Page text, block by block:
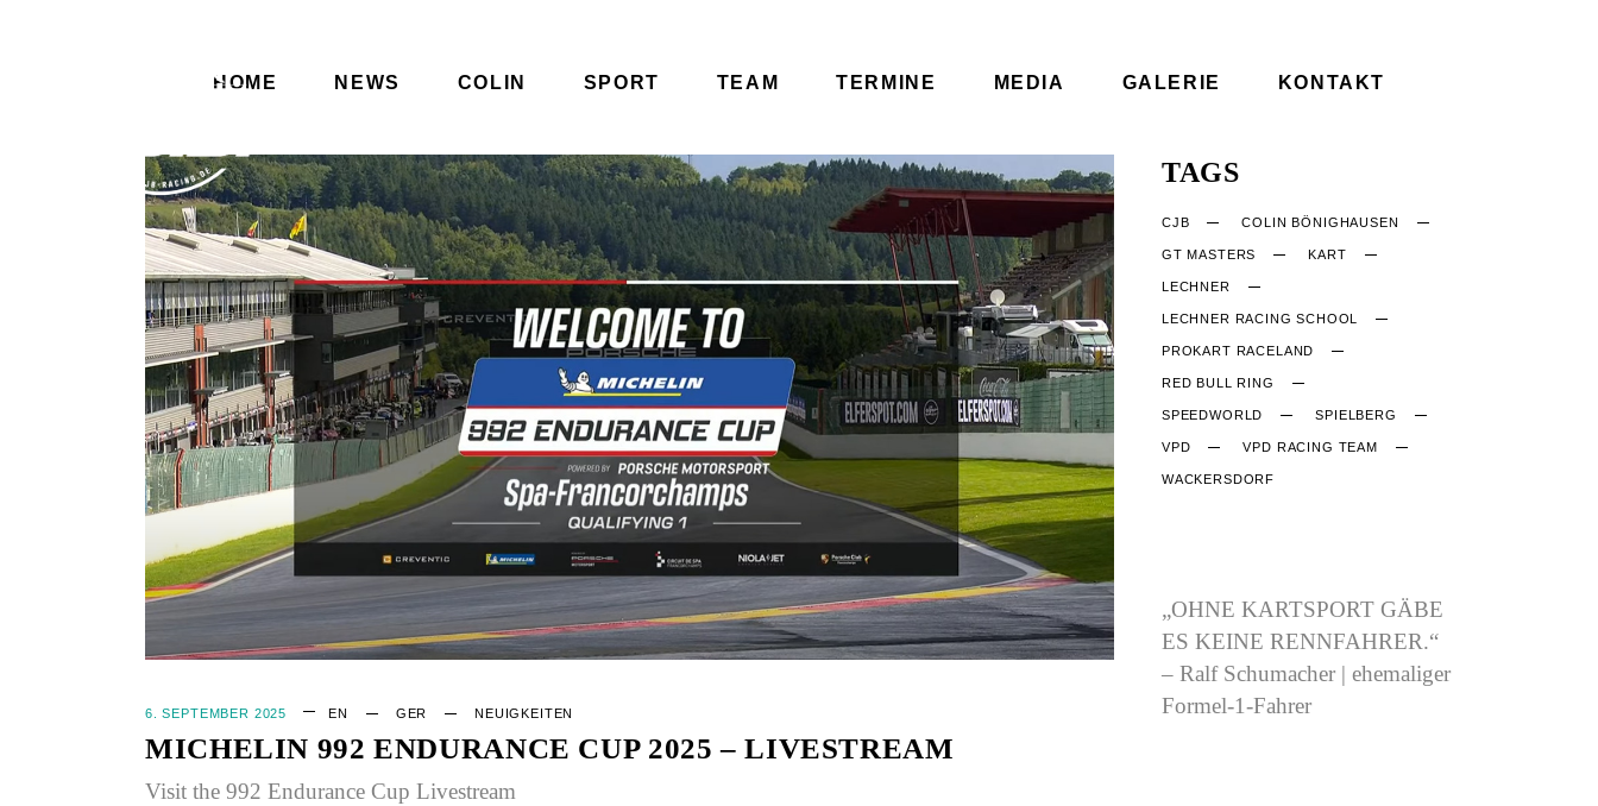
HOME NEWS COLIN SPORT TEAM TERMINE MEDIA GALERIE KONTAKT
6. SEPTEMBER 2025 EN GER NEUIGKEITEN
MICHELIN 992 ENDURANCE CUP 2025 – LIVESTREAM
Visit the 992 Endurance Cup Livestream
TAGS
CJB COLIN BÖNIGHAUSEN
GT MASTERS KART
LECHNER
LECHNER RACING SCHOOL
PROKART RACELAND
RED BULL RING
SPEEDWORLD SPIELBERG
VPD VPD RACING TEAM
WACKERSDORF
„OHNE KARTSPORT GÄBE
ES KEINE RENNFAHRER.“
– Ralf Schumacher | ehemaliger
Formel-1-Fahrer